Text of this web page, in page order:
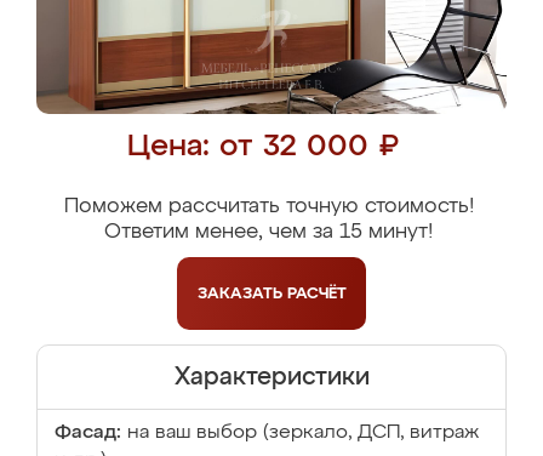
Цена: от 32 000 ₽
Поможем рассчитать точную стоимость!
Ответим менее, чем за 15 минут!
ЗАКАЗАТЬ РАСЧЁТ
Характеристики
Фасад: на ваш выбор (зеркало, ДСП, витраж